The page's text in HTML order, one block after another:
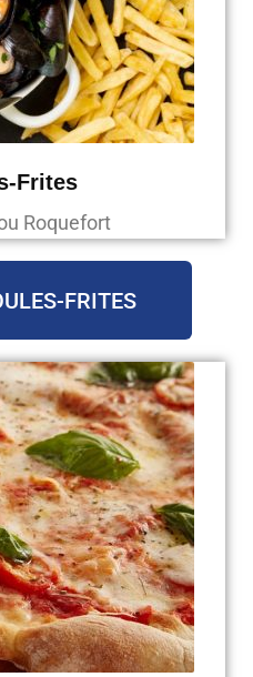
Frites
Roquefort
FRITES